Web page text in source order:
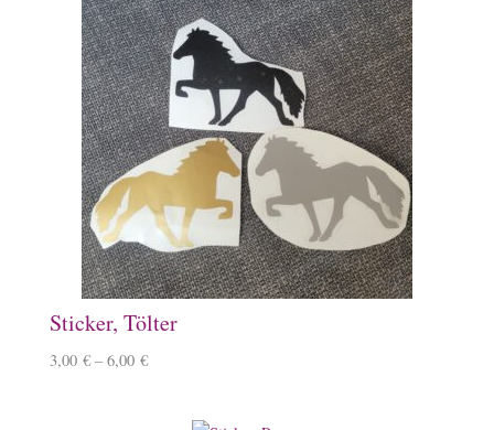
Sticker, Tölter
3,00 € –6,00 €